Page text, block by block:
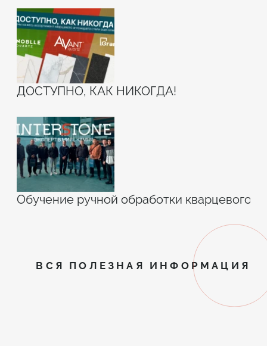
ДОСТУПНО, КАК НИКОГДА!
Обучение ручной обработки кварцевого
ВСЯ ПОЛЕЗНАЯ ИНФОРМАЦИЯ